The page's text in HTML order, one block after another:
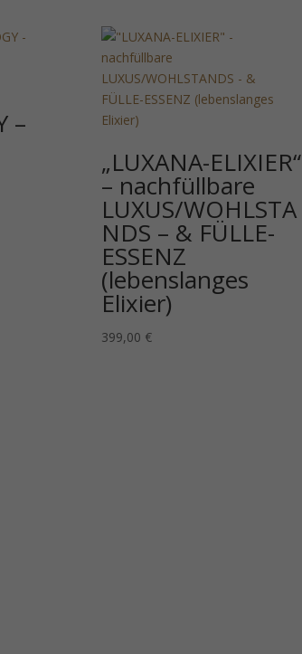
–
„LUXANA-ELIXIER“
– nachfüllbare
LUXUS/WOHLSTA
NDS – & FÜLLE-
ESSENZ
(lebenslanges
Elixier)
399,00 €